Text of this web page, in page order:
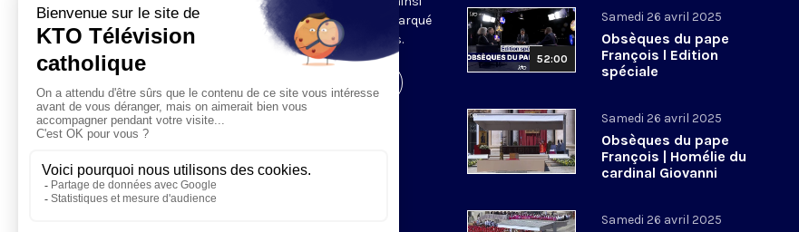
que les discours et homélies qui ont marqué
les 12 années du pontificat de François.
52:00
Samedi 26 avril 2025
Obsèques du pape
François l Edition
spéciale
Samedi 26 avril 2025
Obsèques du pape
François | Homélie du
cardinal Giovanni
Samedi 26 avril 2025